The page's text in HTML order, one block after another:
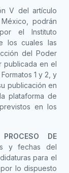
V del artículo
podrán
el Instituto
los cuales las
del Poder
publicada en el
1 y 2, y
publicación en
plataforma de
en los
DE
y fechas del
para el
lo dispuesto